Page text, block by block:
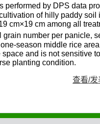
performed by DPS data
of hilly paddy
cm×19 cm among all
grain number per panicle,
season middle rice
space and is not sensitive
planting condition.
查看/发